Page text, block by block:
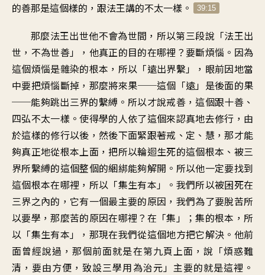
的善那是這個樣的，跟法王講的不太一樣。
39:15
那麼法王出世他不會為世間，所以第三段說「法王出
世，不為世善」，他真正的目的在哪裡？要斷煩惱。因為
這個煩惱是雜染的根本，所以「遠出界繫」，眼前因地當
中要把煩惱斷掉，那麼將來果──這個「遠」是後面的果
──能夠跳出三界的繫縛。所以才說戒善，這個跟十善、
四弘不太一樣。使得學的人依了這個來認真地去修行，由
於這樣的修行以後，然後下面緊跟著戒、定、慧，那才能
夠真正地從根本上面，把所以輪迴生死的這個根本、被三
界所繫縛的這個整個的綑綁能夠解開。所以他一定要找到
這個根本在哪裡，所以「集生有本」。我們所以被困死在
三界之內的，它有一個最主要的原因，我們為了要脫苦所
以要學，那麼苦的原因在哪裡？在「集」；集的根本，所
以「集生有本」，那現在我們從這個地方把它解決。他前
面曾經說過，那個前面就是在第九頁上面，說「煩惑難
清，要由方便，致設三學用為治元」主要的就是這裡。